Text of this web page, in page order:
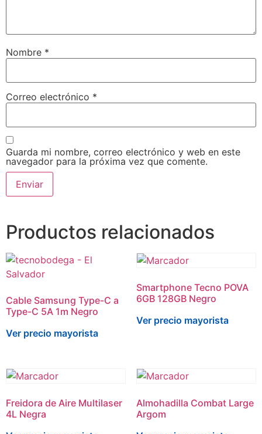
Nombre *
Correo electrónico *
Guarda mi nombre, correo electrónico y web en este
navegador para la próxima vez que comente.
Productos relacionados
Cable Samsung Type-C a
Type-C 5A 1m Negro
Ver precio mayorista
Smartphone Tecno POVA
6GB 128GB Negro
Ver precio mayorista
Freidora de Aire Multilaser
4L Negra
Almohadilla Combat Large
Argom